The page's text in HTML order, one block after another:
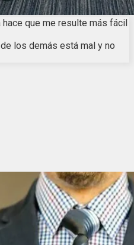
que me resulte más fácil
los demás está mal y no